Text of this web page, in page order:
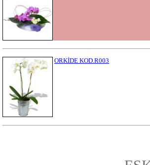
ORKİDE KOD.R003